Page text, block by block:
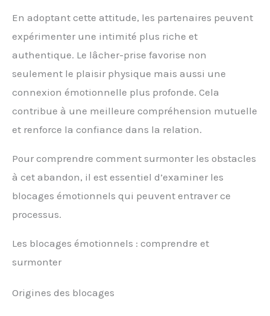
En adoptant cette attitude, les partenaires peuvent
expérimenter une intimité plus riche et
authentique. Le lâcher-prise favorise non
seulement le plaisir physique mais aussi une
connexion émotionnelle plus profonde. Cela
contribue à une meilleure compréhension mutuelle
et renforce la confiance dans la relation.
Pour comprendre comment surmonter les obstacles
à cet abandon, il est essentiel d’examiner les
blocages émotionnels qui peuvent entraver ce
processus.
Les blocages émotionnels : comprendre et
surmonter
Origines des blocages